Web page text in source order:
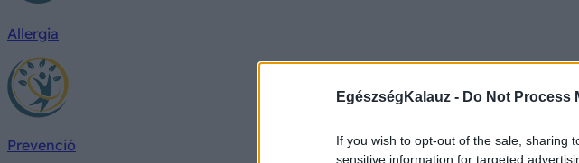
EgészségKalauz - Do Not Process
If you wish to opt-out of the sale, sharing
sensitive information for targeted
Allergia
Prevenció